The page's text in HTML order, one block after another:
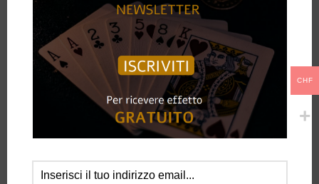
DESCRIZIONE
Trasforma ogni angolo della tua casa in un’opera d’arte con questa
straordinaria lampada “Rubinetto Fluttuante”. Con il suo design unico e
sorprendente, sembra che un flusso d’acqua si riversi magicamente dal
rubinetto, creando un effetto visivo spettacolare e un’atmosfera
Caratteristiche principali:
guardi.
CHF